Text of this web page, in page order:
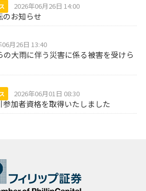
2026年06月26日 14:00
のお知らせ
06月26日 13:40
大雨に伴う災害に係る被害を受けら
2026年06月01日 08:30
加者資格を取得いたしました